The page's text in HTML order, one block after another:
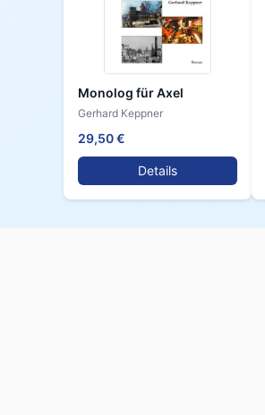
Monolog für Axel
Gerhard Keppner
29,50 €
Details